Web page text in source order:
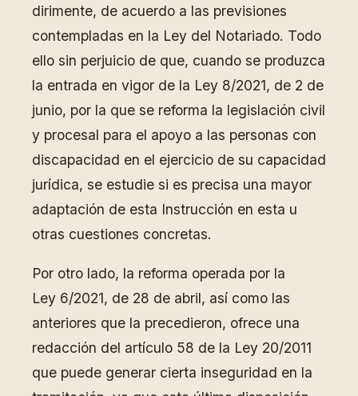
dirimente, de acuerdo a las previsiones
contempladas en la Ley del Notariado. Todo
ello sin perjuicio de que, cuando se produzca
la entrada en vigor de la Ley 8/2021, de 2 de
junio, por la que se reforma la legislación civil
y procesal para el apoyo a las personas con
discapacidad en el ejercicio de su capacidad
jurídica, se estudie si es precisa una mayor
adaptación de esta Instrucción en esta u
otras cuestiones concretas.
Por otro lado, la reforma operada por la
Ley 6/2021, de 28 de abril, así como las
anteriores que la precedieron, ofrece una
redacción del artículo 58 de la Ley 20/2011
que puede generar cierta inseguridad en la